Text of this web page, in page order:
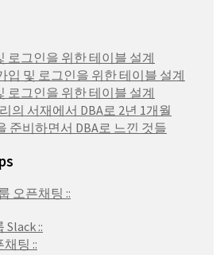
로그인을 위한 테이블 설계
입 및 로그인을 위한 테이블 설계
로그인을 위한 테이블 설계
의 서재에서 DBA로 2년 1개월
준비하면서 DBA로 느낀 것들
오픈채팅 ::
Slack ::
팅 ::